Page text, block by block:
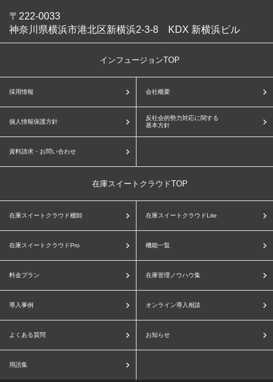
〒222-0033
神奈川県横浜市港北区新横浜2-3-8 KDX 新横浜ビル
インフュージョンTOP
採用情報 会社概要
個人情報保護方針
反社会的勢力対応に関する
基本方針
資料請求・お問い合わせ
在庫スイートクラウドTOP
在庫スイートクラウド棚卸 在庫スイートクラウドLite
在庫スイートクラウドPro 機能一覧
料金プラン 在庫管理ノウハウ集
導入事例 オンライン導入相談
よくある質問 お知らせ
用語集